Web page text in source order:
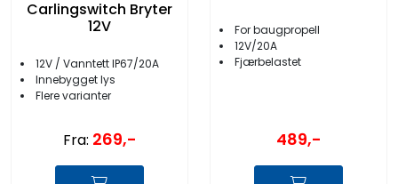
Carlingswitch Bryter
12V
12V / Vanntett IP67/20A
Innebygget lys
Flere varianter
Fra: 269,-
For baugpropell
12V/20A
Fjærbelastet
489,-